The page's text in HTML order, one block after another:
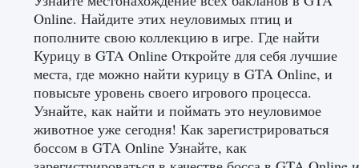
Online. Найдите этих неуловимых птиц и
пополните свою коллекцию в игре. Где найти
Курицу в GTA Online Откройте для себя лучшие
места, где можно найти курицу в GTA Online, и
повысьте уровень своего игрового процесса.
Узнайте, как найти и поймать это неуловимое
животное уже сегодня! Как зарегистрироваться
боссом в GTA Online Узнайте, как